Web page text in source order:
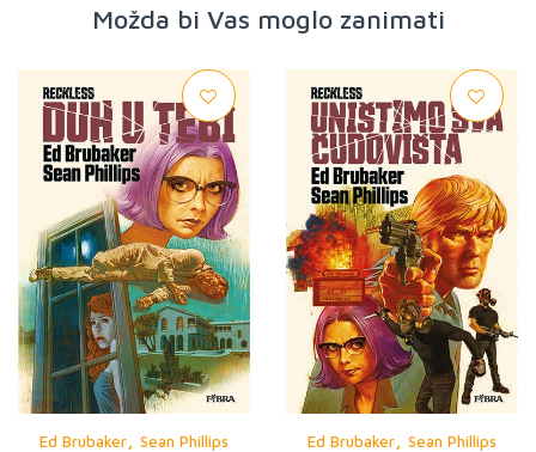
Možda bi Vas moglo zanimati
Ed Brubaker Sean Phillips Ed Brubaker Sean Phillips